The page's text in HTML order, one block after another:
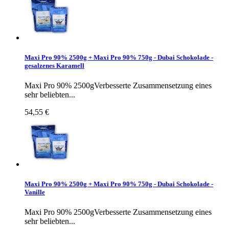
Maxi Pro 90% 2500g + Maxi Pro 90% 750g - Dubai Schokolade -
gesalzenes Karamell
Maxi Pro 90% 2500gVerbesserte Zusammensetzung eines
sehr beliebten...
54,55 €
Maxi Pro 90% 2500g + Maxi Pro 90% 750g - Dubai Schokolade -
Vanille
Maxi Pro 90% 2500gVerbesserte Zusammensetzung eines
sehr beliebten...